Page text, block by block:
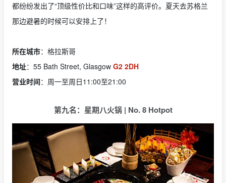
都纷纷发出了“顶级性价比和口味”这样的高评价。夏天去苏格兰
那边避暑的时候可以安排上了！
所在城市：格拉斯哥
地址：55 Bath Street, Glasgow G2 2DH
营业时间：周一至周日11:00至21:00
第九名：星期八火锅 | No. 8 Hotpot